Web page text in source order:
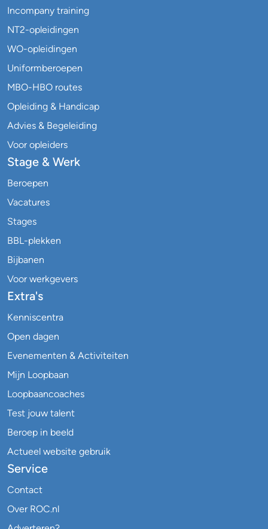
Incompany training
NT2-opleidingen
WO-opleidingen
Uniformberoepen
MBO-HBO routes
Opleiding & Handicap
Advies & Begeleiding
Voor opleiders
Stage & Werk
Beroepen
Vacatures
Stages
BBL-plekken
Bijbanen
Voor werkgevers
Extra's
Kenniscentra
Open dagen
Evenementen & Activiteiten
Mijn Loopbaan
Loopbaancoaches
Test jouw talent
Beroep in beeld
Actueel website gebruik
Service
Contact
Over ROC.nl